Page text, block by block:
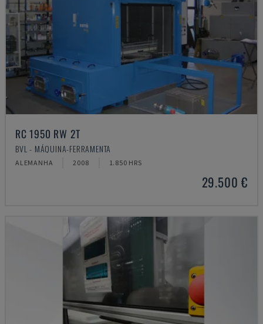
RC 1950 RW 2T
BVL - MÁQUINA-FERRAMENTA
ALEMANHA 2008 1.850 HRS
29.500 €